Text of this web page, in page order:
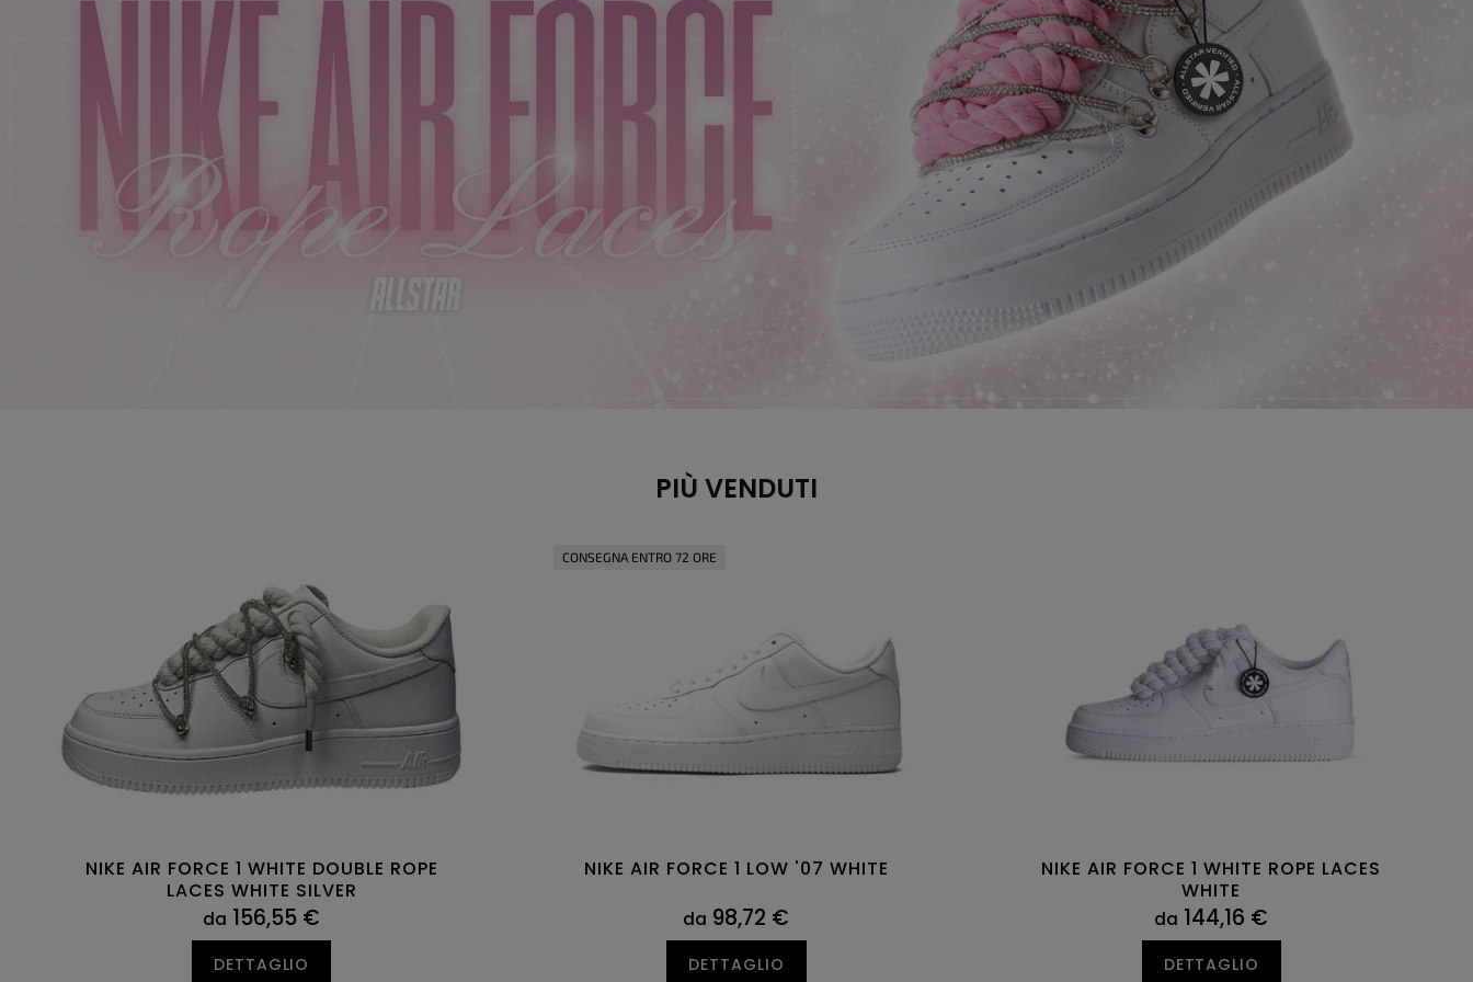
PIÙ VENDUTI
NIKE AIR FORCE 1 WHITE DOUBLE ROPE
LACES WHITE SILVER
da 156,55 €
DETTAGLIO
CONSEGNA ENTRO 72 ORE
NIKE AIR FORCE 1 LOW '07 WHITE
da 98,72 €
DETTAGLIO
NIKE AIR FORCE 1 WHITE ROPE LACES
WHITE
da 144,16 €
DETTAGLIO